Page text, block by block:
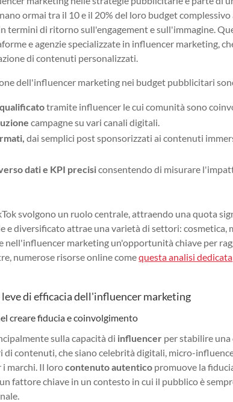
ormai tra il 10 e il 20% del loro budget complessivo
termini di ritorno sull'engagement e sull'immagine.
e agenzie specializzate in influencer marketing,
di contenuti personalizzati.
dell'influencer marketing nei budget pubblicitari
tramite influencer le cui comunità sono
campagne su vari canali digitali.
dai semplici post sponsorizzati ai contenuti
dati e KPI precisiconsentendo di misurare
svolgono un ruolo centrale, attraendo una quota
diversificato attrae una varietà di settori: cosmetica,
nell'influencer marketing un'opportunità chiave per
numerose risorse online comequesta analisi dedicata
di efficacia dell'influencer marketing
creare fiducia e coinvolgimento
sulla capacità di influencer per stabilire
contenuti, che siano celebrità digitali, micro-
i marchi. Il lorocontenuto autentico promuove la
fattore chiave in un contesto in cui il pubblico è